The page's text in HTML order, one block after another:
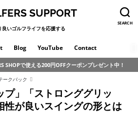
SEARCH
SUPPORT
良いゴルフライフを応援する
Blog YouTube Contact
SHOPで使える200円OFFクーポンプレゼント中！
ークバック
プ」「ストロンググリッ
性が良いスイングの形とは